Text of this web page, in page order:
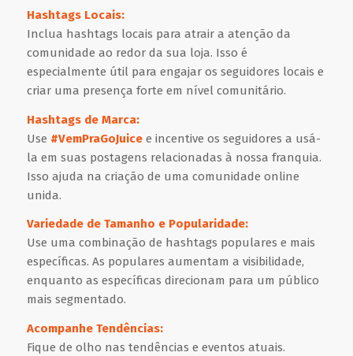
Hashtags Locais:
Inclua hashtags locais para atrair a atenção da
comunidade ao redor da sua loja. Isso é
especialmente útil para engajar os seguidores locais e
criar uma presença forte em nível comunitário.
Hashtags de Marca:
Use #VemPraGoJuicee incentive os seguidores a usá-
la em suas postagens relacionadas à nossa franquia.
Isso ajuda na criação de uma comunidade online
unida.
Variedade de Tamanho e Popularidade:
Use uma combinação de hashtags populares e mais
específicas. As populares aumentam a visibilidade,
enquanto as específicas direcionam para um público
mais segmentado.
Acompanhe Tendências:
Fique de olho nas tendências e eventos atuais.